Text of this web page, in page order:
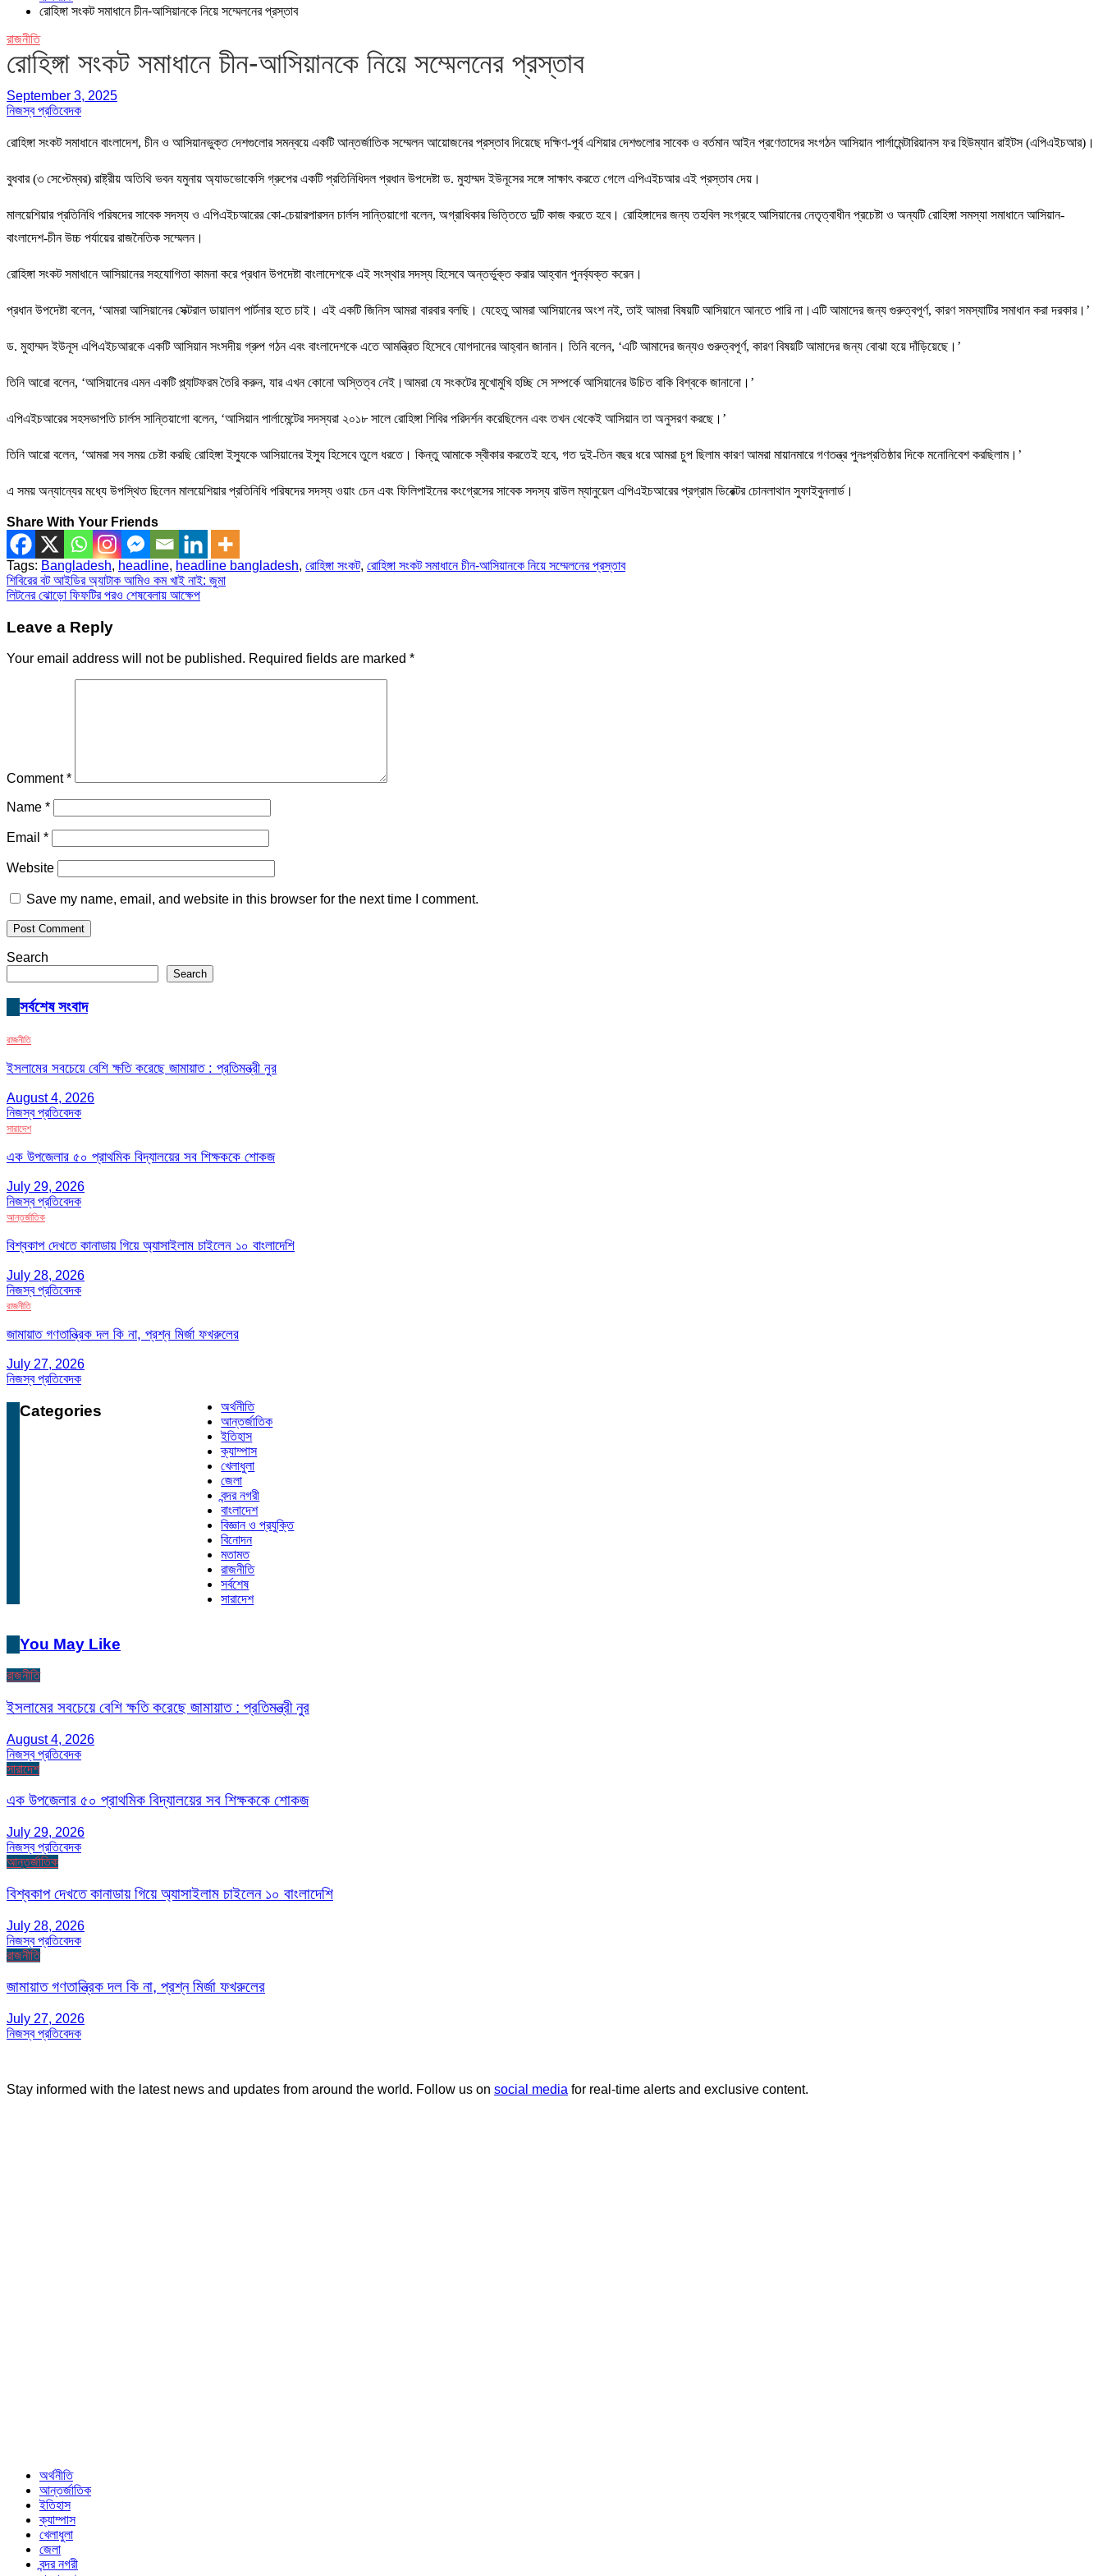
রোহিঙ্গা সংকট সমাধানে চীন-আসিয়ানকে নিয়ে সম্মেলনের প্রস্তাব
রাজনীতি
রোহিঙ্গা সংকট সমাধানে চীন-আসিয়ানকে নিয়ে সম্মেলনের প্রস্তাব
September 3, 2025
নিজস্ব প্রতিবেদক
রোহিঙ্গা সংকট সমাধানে বাংলাদেশ, চীন ও আসিয়ানভুক্ত দেশগুলোর সমন্বয়ে একটি আন্তর্জাতিক সম্মেলন আয়োজনের প্রস্তাব দিয়েছে দক্ষিণ-পূর্ব এশিয়ার দেশগুলোর সাবেক ও বর্তমান আইন প্রণেতাদের সংগঠন আসিয়ান পার্লামেন্টারিয়ানস ফর হিউম্যান রাইটস (এপিএইচআর)।
বুধবার (৩ সেপ্টেম্বর) রাষ্ট্রীয় অতিথি ভবন যমুনায় অ্যাডভোকেসি গ্রুপের একটি প্রতিনিধিদল প্রধান উপদেষ্টা ড. মুহাম্মদ ইউনূসের সঙ্গে সাক্ষাৎ করতে গেলে এপিএইচআর এই প্রস্তাব দেয়।
মালয়েশিয়ার প্রতিনিধি পরিষদের সাবেক সদস্য ও এপিএইচআরের কো-চেয়ারপারসন চার্লস সান্তিয়াগো বলেন, অগ্রাধিকার ভিত্তিতে দুটি কাজ করতে হবে। রোহিঙ্গাদের জন্য তহবিল সংগ্রহে আসিয়ানের নেতৃত্বাধীন প্রচেষ্টা ও অন্যটি রোহিঙ্গা সমস্যা সমাধানে আসিয়ান-
বাংলাদেশ-চীন উচ্চ পর্যায়ের রাজনৈতিক সম্মেলন।
রোহিঙ্গা সংকট সমাধানে আসিয়ানের সহযোগিতা কামনা করে প্রধান উপদেষ্টা বাংলাদেশকে এই সংস্থার সদস্য হিসেবে অন্তর্ভুক্ত করার আহ্বান পুনর্ব্যক্ত করেন।
প্রধান উপদেষ্টা বলেন, ‘আমরা আসিয়ানের সেক্টরাল ডায়ালগ পার্টনার হতে চাই। এই একটি জিনিস আমরা বারবার বলছি। যেহেতু আমরা আসিয়ানের অংশ নই, তাই আমরা বিষয়টি আসিয়ানে আনতে পারি না।এটি আমাদের জন্য গুরুত্বপূর্ণ, কারণ সমস্যাটির সমাধান করা দরকার।’
ড. মুহাম্মদ ইউনূস এপিএইচআরকে একটি আসিয়ান সংসদীয় গ্রুপ গঠন এবং বাংলাদেশকে এতে আমন্ত্রিত হিসেবে যোগদানের আহ্বান জানান। তিনি বলেন, ‘এটি আমাদের জন্যও গুরুত্বপূর্ণ, কারণ বিষয়টি আমাদের জন্য বোঝা হয়ে দাঁড়িয়েছে।’
তিনি আরো বলেন, ‘আসিয়ানের এমন একটি প্ল্যাটফরম তৈরি করুন, যার এখন কোনো অস্তিত্ব নেই।আমরা যে সংকটের মুখোমুখি হচ্ছি সে সম্পর্কে আসিয়ানের উচিত বাকি বিশ্বকে জানানো।’
এপিএইচআরের সহসভাপতি চার্লস সান্তিয়াগো‌ বলেন, ‘আসিয়ান পার্লামেন্টের সদস্যরা ২০১৮ সালে রোহিঙ্গা শিবির পরিদর্শন করেছিলেন এবং তখন থেকেই আসিয়ান তা অনুসরণ করছে।’
তিনি আরো বলেন, ‘আমরা সব সময় চেষ্টা করছি রোহিঙ্গা ইস্যুকে আসিয়ানের ইস্যু হিসেবে তুলে ধরতে। কিন্তু আমাকে স্বীকার করতেই হবে, গত দুই-তিন বছর ধরে আমরা চুপ ছিলাম কারণ আমরা মায়ানমারে গণতন্ত্র পুনঃপ্রতিষ্ঠার দিকে মনোনিবেশ করছিলাম।’
এ সময় অন্যান্যের মধ্যে উপস্থিত ছিলেন মালয়েশিয়ার প্রতিনিধি পরিষদের সদস্য ওয়াং চেন এবং ফিলিপাইনের কংগ্রেসের সাবেক সদস্য রাউল ম্যানুয়েল এপিএইচআরের প্রগ্রাম ডিরেক্টর চোনলাথান সুফাইবুনলার্ড।
Share With Your Friends
Tags: Bangladesh, headline, headline bangladesh, রোহিঙ্গা সংকট, রোহিঙ্গা সংকট সমাধানে চীন-আসিয়ানকে নিয়ে সম্মেলনের প্রস্তাব
Post
navigation
শিবিরের বট আইডির অ্যাটাক আমিও কম খাই নাই: জুমা
লিটনের ঝোড়ো ফিফটির পরও শেষবেলায় আক্ষেপ
Leave a Reply
Your email address will not be published. Required fields are marked *
Comment*
Name *
Email *
Website
Save my name, email, and website in this browser for the next time I comment.
Search
Search
সর্বশেষ সংবাদ
রাজনীতি
ইসলামের সবচেয়ে বেশি ক্ষতি করেছে জামায়াত : প্রতিমন্ত্রী নুর
August 4, 2026
নিজস্ব প্রতিবেদক
সারাদেশ
এক উপজেলার ৫০ প্রাথমিক বিদ্যালয়ের সব শিক্ষককে শোকজ
July 29, 2026
নিজস্ব প্রতিবেদক
আন্তর্জাতিক
বিশ্বকাপ দেখতে কানাডায় গিয়ে অ্যাসাইলাম চাইলেন ১০ বাংলাদেশি
July 28, 2026
নিজস্ব প্রতিবেদক
রাজনীতি
জামায়াত গণতান্ত্রিক দল কি না, প্রশ্ন মির্জা ফখরুলের
July 27, 2026
নিজস্ব প্রতিবেদক
Categories
অর্থনীতি
আন্তর্জাতিক
ইতিহাস
ক্যাম্পাস
খেলাধুলা
জেলা
বন্দর নগরী
বাংলাদেশ
বিজ্ঞান ও প্রযুক্তি
বিনোদন
মতামত
রাজনীতি
সর্বশেষ
সারাদেশ
You May Like
রাজনীতি
ইসলামের সবচেয়ে বেশি ক্ষতি করেছে জামায়াত : প্রতিমন্ত্রী নুর
August 4, 2026
নিজস্ব প্রতিবেদক
সারাদেশ
এক উপজেলার ৫০ প্রাথমিক বিদ্যালয়ের সব শিক্ষককে শোকজ
July 29, 2026
নিজস্ব প্রতিবেদক
আন্তর্জাতিক
বিশ্বকাপ দেখতে কানাডায় গিয়ে অ্যাসাইলাম চাইলেন ১০ বাংলাদেশি
July 28, 2026
নিজস্ব প্রতিবেদক
রাজনীতি
জামায়াত গণতান্ত্রিক দল কি না, প্রশ্ন মির্জা ফখরুলের
July 27, 2026
নিজস্ব প্রতিবেদক
Stay informed with the latest news and updates from around the world. Follow us on social media for real-time alerts and exclusive content.
অর্থনীতি
আন্তর্জাতিক
ইতিহাস
ক্যাম্পাস
খেলাধুলা
জেলা
বন্দর নগরী